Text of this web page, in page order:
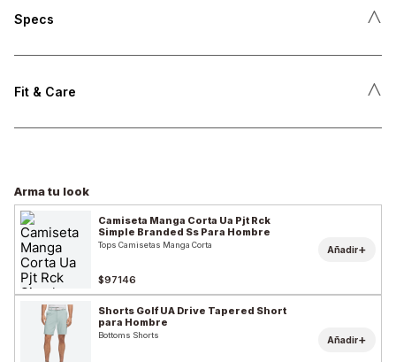
Specs ˄
Fit & Care ˄
Arma tu look
Camiseta Manga Corta Ua Pjt Rck
Simple Branded Ss Para Hombre
Tops Camisetas Manga Corta
$97146
Añadir+
Shorts Golf UA Drive Tapered Short
para Hombre
Bottoms Shorts Añadir+